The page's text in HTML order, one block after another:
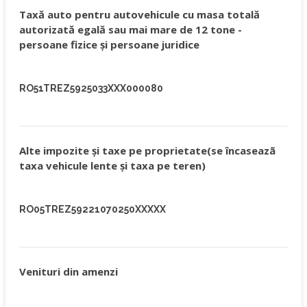
Taxă auto pentru autovehicule cu masa totală
autorizată egală sau mai mare de 12 tone -
persoane fizice şi persoane juridice
RO51TREZ5925033XXX000080
Alte impozite şi taxe pe proprietate(se încaseazã
taxa vehicule lente şi taxa pe teren)
RO05TREZ59221070250XXXXX
Venituri din amenzi